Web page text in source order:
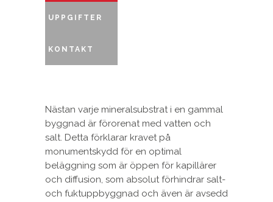
UPPGIFTER
KONTAKT
Nästan varje mineralsubstrat i en gammal
byggnad är förorenat med vatten och
salt. Detta förklarar kravet på
monumentskydd för en optimal
beläggning som är öppen för kapillärer
och diffusion, som absolut förhindrar salt-
och fuktuppbyggnad och även är avsedd